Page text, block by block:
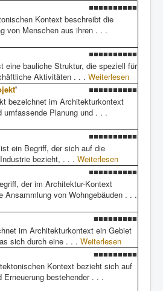
■■■■■■■■■■
Kontext beschreibt die
von Menschen aus ihren . . .
■■■■■■■■■■
eine bauliche Struktur, die speziell für
Aktivitäten . . . Weiterlesen
'
■■■■■■■■■■
bezeichnet im Architekturkontext
Planung und . . .
■■■■■■■■■■
ein Begriff, der sich auf die
bezieht, . . . Weiterlesen
■■■■■■■■■■
der im Architektur-Kontext
Ansammlung von Wohngebäuden . . .
■■■■■■■■■
im Architekturkontext ein Gebiet
sich durch eine . . . Weiterlesen
■■■■■■■■■
Kontext bezieht sich auf
Erneuerung bestehender . . .